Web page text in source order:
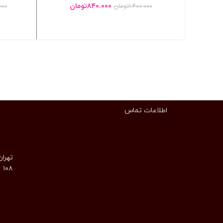
۱.۴۰۰.۰۰۰تومان ۸۴۰.۰۰۰تومان
اطلاعات تماس
۱۰۸